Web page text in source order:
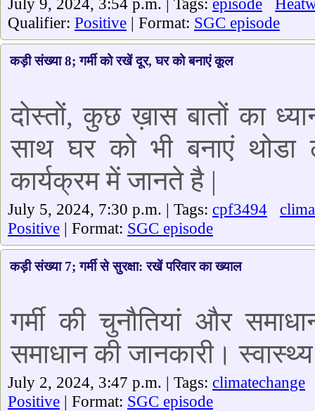
Qualifier: Positive | Format: SGC episode
कड़ी संख्या 8; गर्मी को रखें दूर, घर को बनाएं कूल
दोस्तों, कुछ ख़ास बातों का
साथ घर को भी बनाएं
कार्यक्रम में जानते है |
July 5, 2024, 7:30 p.m. | Tags: cpf3494
Positive | Format: SGC episode
कड़ी संख्या 7; गर्मी से सुरक्षा: रखें परिवार का ख्याल
गर्मी की चुनौतियां और
समाधान की जानकारी।
July 2, 2024, 3:47 p.m. | Tags: climatechange
Positive | Format: SGC episode